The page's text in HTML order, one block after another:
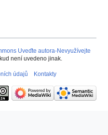
Uveďte autora-Nevyužívejte
není uvedeno jinak.
údajů Kontakty